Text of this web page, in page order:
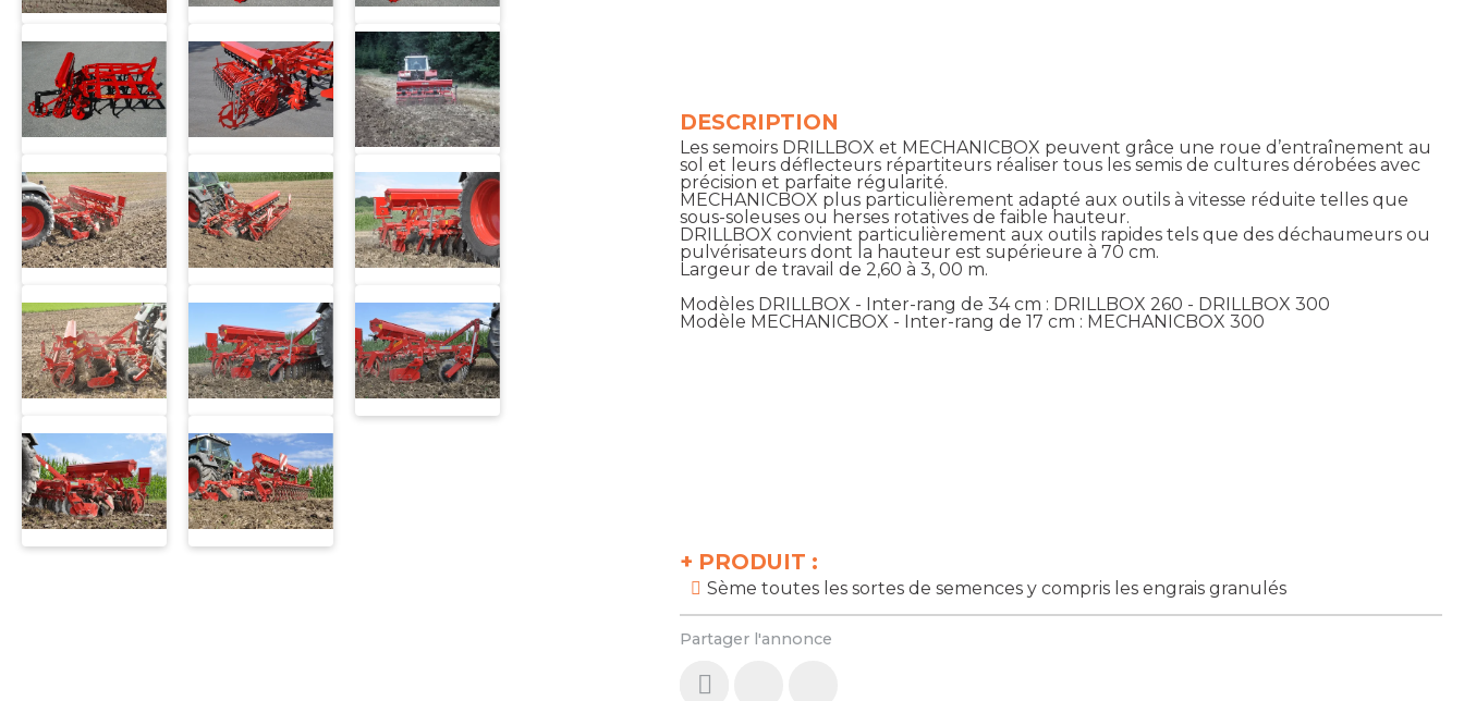
+ PRODUIT :
Sème toutes les sortes de semences y compris les engrais granulés
Partager l'annonce
DESCRIPTION
Les semoirs DRILLBOX et MECHANICBOX peuvent grâce une roue d’entraînement au
sol et leurs déflecteurs répartiteurs réaliser tous les semis de cultures dérobées avec
précision et parfaite régularité.
MECHANICBOX plus particulièrement adapté aux outils à vitesse réduite telles que
sous-soleuses ou herses rotatives de faible hauteur.
DRILLBOX convient particulièrement aux outils rapides tels que des déchaumeurs ou
pulvérisateurs dont la hauteur est supérieure à 70 cm.
Largeur de travail de 2,60 à 3, 00 m.
Modèles DRILLBOX - Inter-rang de 34 cm : DRILLBOX 260 - DRILLBOX 300
Modèle MECHANICBOX - Inter-rang de 17 cm : MECHANICBOX 300